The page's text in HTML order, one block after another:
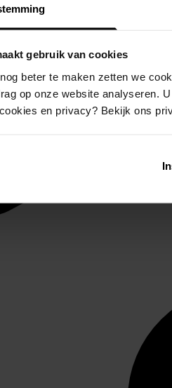
gebruik van cookies
beter te maken zetten we
op onze website analyseren.
en privacy? Bekijk ons